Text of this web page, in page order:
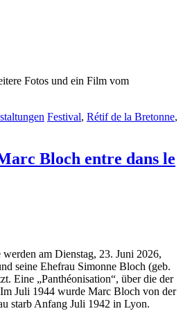
Fotos und ein Film vom
Festival, Rétif de la Bretonne,
Bloch entre dans le
am Dienstag, 23. Juni 2026,
seine Ehefrau Simonne Bloch (geb.
Eine „Panthéonisation“, über die der
Im Juli 1944 wurde Marc Bloch von der
starb Anfang Juli 1942 in Lyon.